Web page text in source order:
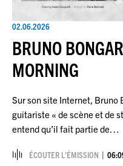
02.06.2026
BRUNO
MORNING
Sur son site Internet, Bruno
guitariste « de scène et de
entend qu’il fait partie de…
ÉCOUTER L’ÉMISSION